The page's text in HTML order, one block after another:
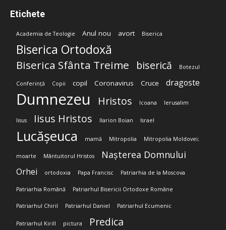
Etichete
Academia de Teologie Anul nou avort Biserica
Biserica Ortodoxă
Biserica Sfânta Treime biserică Botezul
Conferință Copii copil Coronavirus Cruce dragoste
Dumnezeu Hristos Icoana Ierusalim
Iisus Iisus Hristos Ilarion Boian Israel
Lucășeuca mamă Mitropolia Mitropolia Moldovei;
moarte Mântuitorul Hristos Nașterea Domnului
Orhei ortodoxia Papa Francisc Patriarhia de la Moscova
Patriarhia Română Patriarhul Bisericii Ortodoxe Române
Patriarhul Chiril Patriarhul Daniel Patriarhul Ecumenic
Patriarhul Kirill pictura Predica